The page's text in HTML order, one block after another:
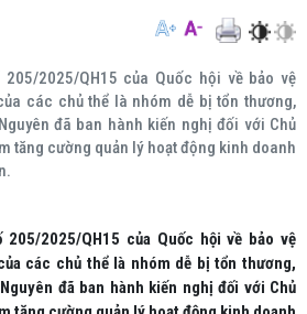
2025/QH15 của Quốc hội về bảo vệ
các chủ thể là nhóm dễ bị tổn thương,
đã ban hành kiến nghị đối với Chủ
tăng cường quản lý hoạt động kinh doanh
2025/QH15 của Quốc hội về bảo vệ
các chủ thể là nhóm dễ bị tổn thương,
đã ban hành kiến nghị đối với Chủ